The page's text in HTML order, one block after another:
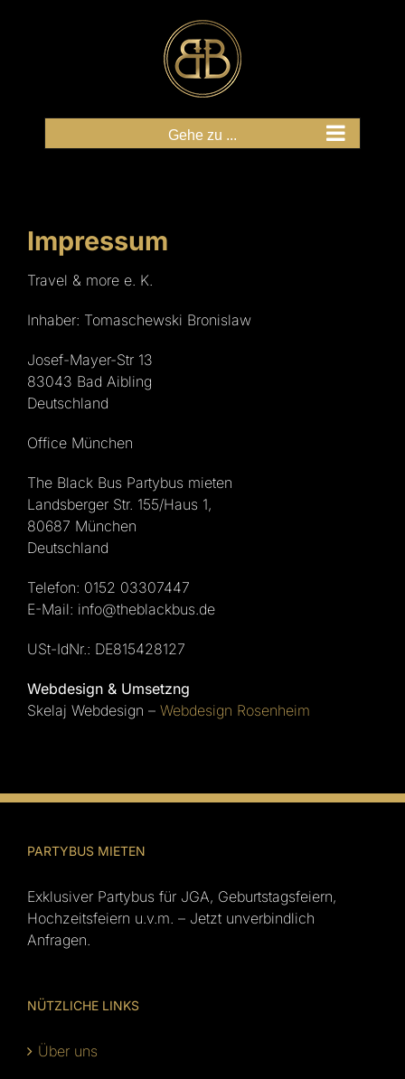
Gehe zu ...
Impressum
Travel & more e. K.
Inhaber: Tomaschewski Bronislaw
Josef-Mayer-Str 13
83043 Bad Aibling
Deutschland
Office München
The Black Bus Partybus mieten
Landsberger Str. 155/Haus 1,
80687 München
Deutschland
Telefon: 0152 03307447
E-Mail: info@theblackbus.de
USt-IdNr.: DE815428127
Webdesign & Umsetzng
Skelaj Webdesign – Webdesign Rosenheim
PARTYBUS MIETEN
Exklusiver Partybus für JGA, Geburtstagsfeiern,
Hochzeitsfeiern u.v.m. – Jetzt unverbindlich
Anfragen.
NÜTZLICHE LINKS
Über uns